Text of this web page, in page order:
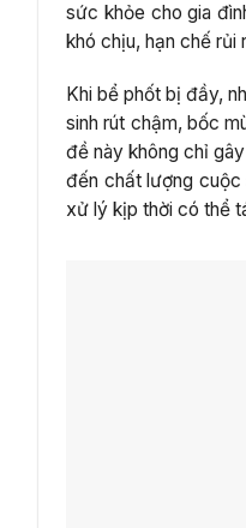
sức khỏe cho gia
khó chịu, hạn chế rủi
Khi bể phốt bị đầy,
sinh rút chậm, bốc
đề này không chỉ
đến chất lượng cuộc
xử lý kịp thời có thể